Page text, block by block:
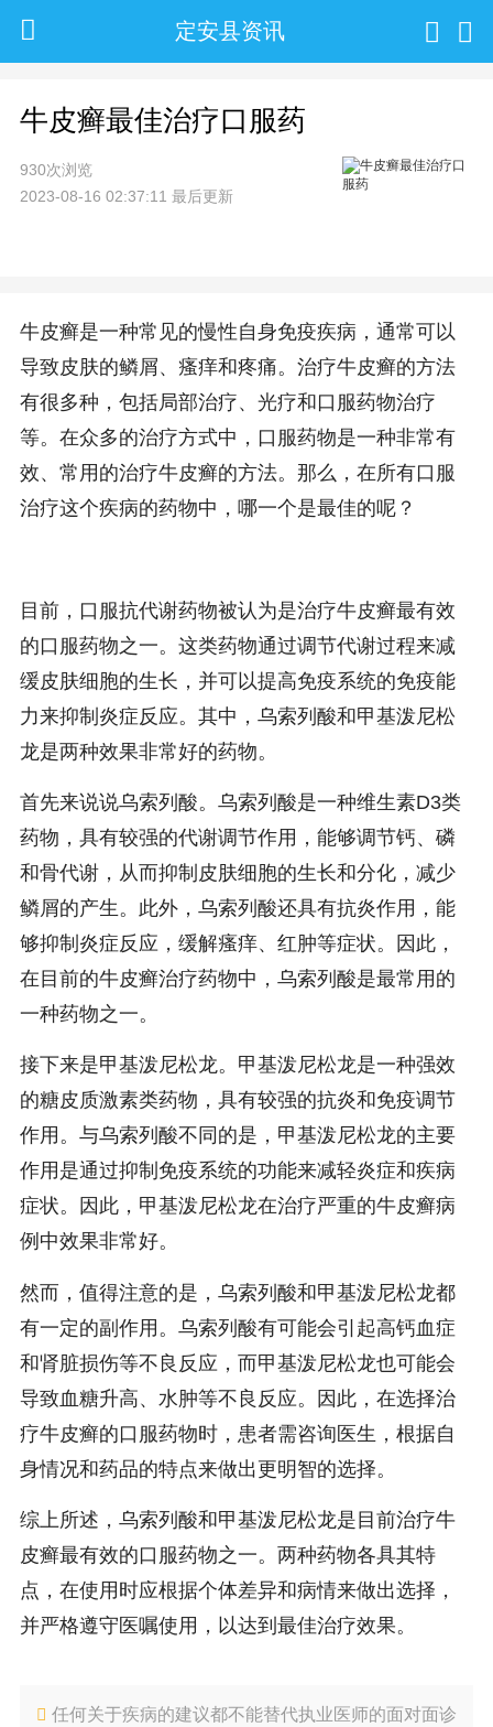
定安县资讯
牛皮癣最佳治疗口服药
930次浏览
2023-08-16 02:37:11 最后更新
牛皮癣是一种常见的慢性自身免疫疾病，通常可以
导致皮肤的鳞屑、瘙痒和疼痛。治疗牛皮癣的方法
有很多种，包括局部治疗、光疗和口服药物治疗
等。在众多的治疗方式中，口服药物是一种非常有
效、常用的治疗牛皮癣的方法。那么，在所有口服
治疗这个疾病的药物中，哪一个是最佳的呢？
目前，口服抗代谢药物被认为是治疗牛皮癣最有效
的口服药物之一。这类药物通过调节代谢过程来减
缓皮肤细胞的生长，并可以提高免疫系统的免疫能
力来抑制炎症反应。其中，乌索列酸和甲基泼尼松
龙是两种效果非常好的药物。
首先来说说乌索列酸。乌索列酸是一种维生素D3类
药物，具有较强的代谢调节作用，能够调节钙、磷
和骨代谢，从而抑制皮肤细胞的生长和分化，减少
鳞屑的产生。此外，乌索列酸还具有抗炎作用，能
够抑制炎症反应，缓解瘙痒、红肿等症状。因此，
在目前的牛皮癣治疗药物中，乌索列酸是最常用的
一种药物之一。
接下来是甲基泼尼松龙。甲基泼尼松龙是一种强效
的糖皮质激素类药物，具有较强的抗炎和免疫调节
作用。与乌索列酸不同的是，甲基泼尼松龙的主要
作用是通过抑制免疫系统的功能来减轻炎症和疾病
症状。因此，甲基泼尼松龙在治疗严重的牛皮癣病
例中效果非常好。
然而，值得注意的是，乌索列酸和甲基泼尼松龙都
有一定的副作用。乌索列酸有可能会引起高钙血症
和肾脏损伤等不良反应，而甲基泼尼松龙也可能会
导致血糖升高、水肿等不良反应。因此，在选择治
疗牛皮癣的口服药物时，患者需咨询医生，根据自
身情况和药品的特点来做出更明智的选择。
综上所述，乌索列酸和甲基泼尼松龙是目前治疗牛
皮癣最有效的口服药物之一。两种药物各具其特
点，在使用时应根据个体差异和病情来做出选择，
并严格遵守医嘱使用，以达到最佳治疗效果。
任何关于疾病的建议都不能替代执业医师的面对面诊